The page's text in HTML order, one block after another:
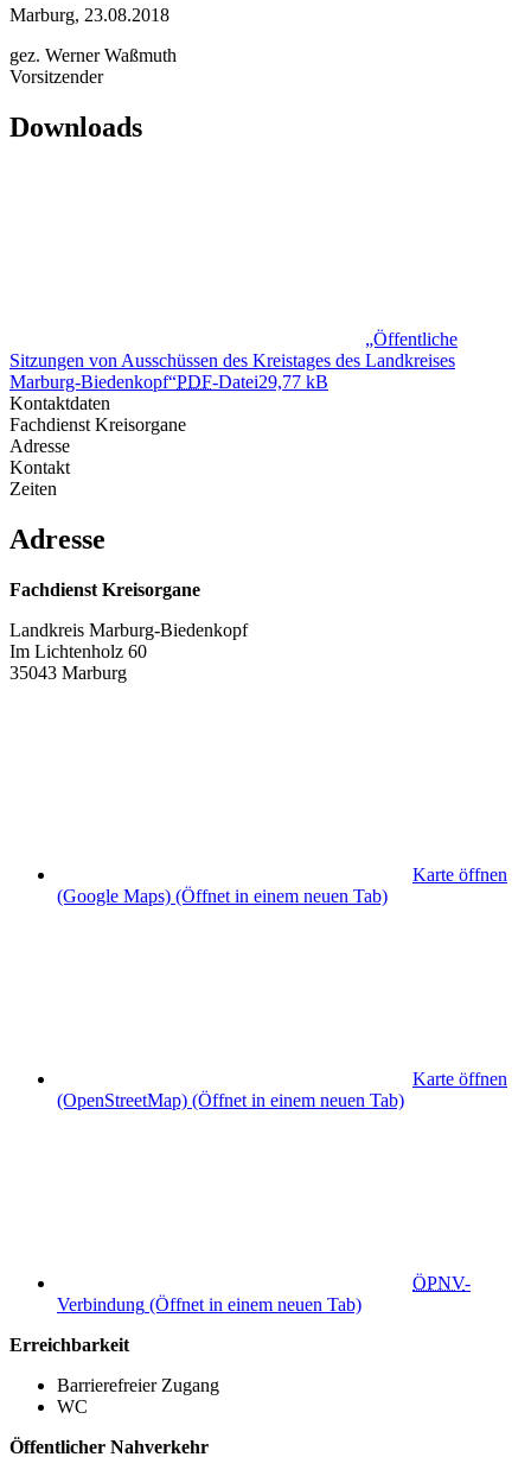
Marburg, 23.08.2018
gez. Werner Waßmuth
Vorsitzender
Downloads
„Öffentliche
Sitzungen von Ausschüssen des Kreistages des Landkreises
Marburg-Biedenkopf“PDF-Datei29,77 kB
Kontaktdaten
Fachdienst Kreisorgane
Adresse
Kontakt
Zeiten
Adresse
Fachdienst Kreisorgane
Landkreis Marburg-Biedenkopf
Im Lichtenholz 60
35043 Marburg
Karte öffnen
(Google Maps) (Öffnet in einem neuen Tab)
Karte öffnen
(OpenStreetMap) (Öffnet in einem neuen Tab)
ÖPNV-
Verbindung (Öffnet in einem neuen Tab)
Erreichbarkeit
Barrierefreier Zugang
WC
Öffentlicher Nahverkehr